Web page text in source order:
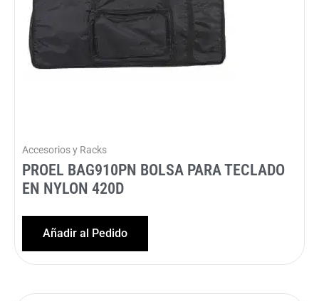
Accesorios y Racks
PROEL BAG910PN BOLSA PARA TECLADO
EN NYLON 420D
Añadir al Pedido